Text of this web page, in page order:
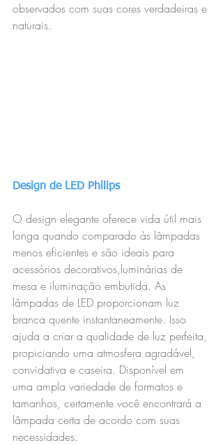
observados com suas cores verdadeiras e
naturais.
Design de LED Philips
O design elegante oferece vida útil mais
longa quando comparado às lâmpadas
menos eficientes e são ideais para
acessórios decorativos,luminárias de
mesa e iluminação embutida. As
lâmpadas de LED proporcionam luz
branca quente instantaneamente. Isso
ajuda a criar a qualidade de luz perfeita,
propiciando uma atmosfera agradável,
convidativa e caseira. Disponível em
uma ampla variedade de formatos e
tamanhos, certamente você encontrará a
lâmpada certa de acordo com suas
necessidades.